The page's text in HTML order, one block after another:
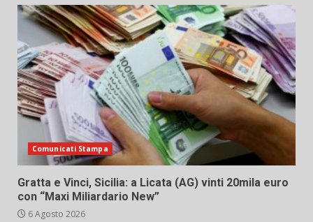
Comunicati Stampa
Gratta e Vinci, Sicilia: a Licata (AG) vinti 20mila euro
con “Maxi Miliardario New”
6 Agosto 2026